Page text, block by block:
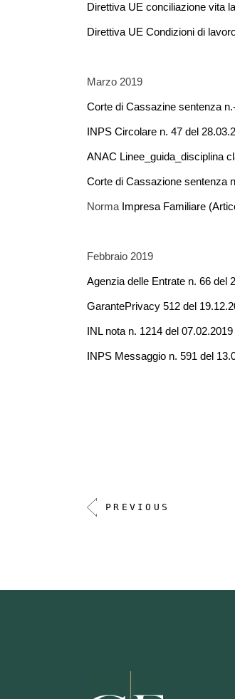
Direttiva UE conciliazione vita
Direttiva UE Condizioni di
Marzo 2019
Corte di Cassazine sentenza
INPS Circolare n. 47 del
ANAC Linee_guida_disciplina
Corte di Cassazione sentenza
Norma Impresa Familiare
Febbraio 2019
Agenzia delle Entrate n. 66 del
GarantePrivacy 512 del
INL nota n. 1214 del 07.02.2019
INPS Messaggio n. 591 del
PREVIOUS